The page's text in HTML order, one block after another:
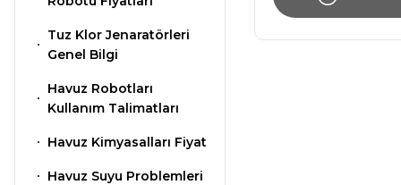
Düşürücü Toz
Spino Havuz
Süs Havuzu
Aydınlatma
Tuz Klor Jenaratörleri
Genel Bilgi
Havuz Robotları
Kullanım Talimatları
Havuz Kimyasalları Fiyat
Havuz Suyu Problemleri